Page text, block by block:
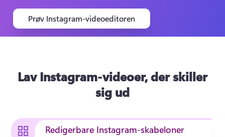
Log på
Prøv Instagram-videoeditoren
Lav Instagram-videoer, der skiller
sig ud
Redigerbare Instagram-skabeloner